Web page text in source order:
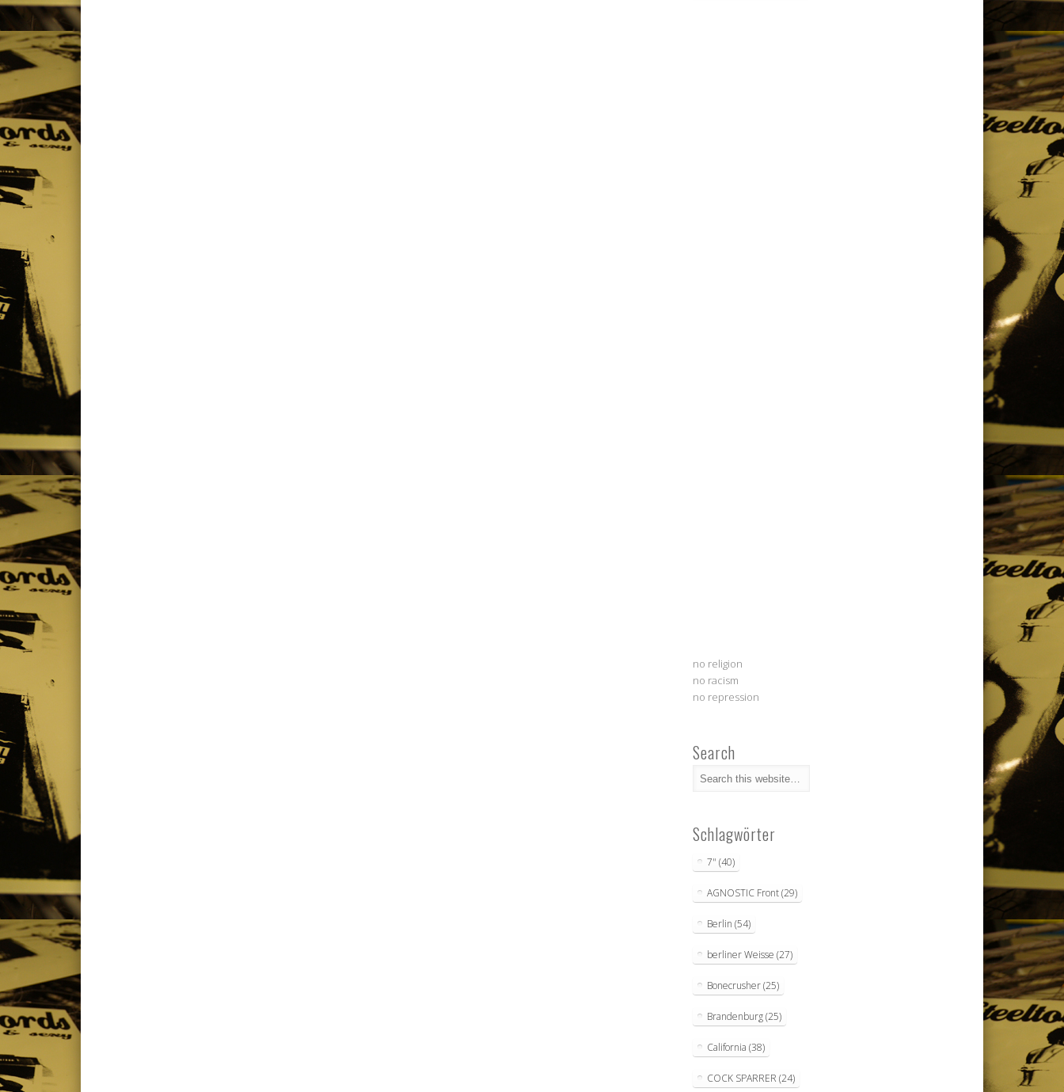
no religion
no racism
no repression
Search
Schlagwörter
7" (40)
AGNOSTIC Front(29)
Berlin (54)
berliner Weisse (27)
Bonecrusher(25)
Brandenburg(25)
California (38)
COCK SPARRER (24)